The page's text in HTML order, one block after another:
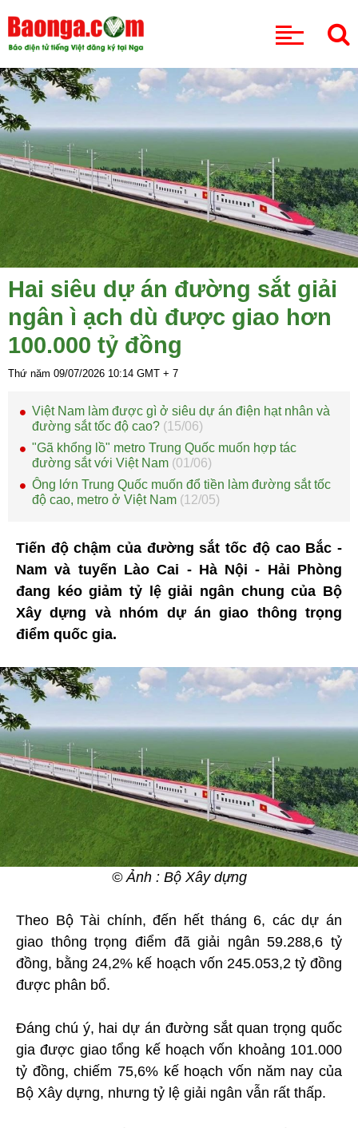
Hai siêu dự án đường sắt giải
ngân ì ạch dù được giao hơn
100.000 tỷ đồng
Thứ năm 09/07/2026 10:14 GMT + 7
Việt Nam làm được gì ở siêu dự án điện hạt nhân và
đường sắt tốc độ cao? (15/06)
"Gã khổng lồ" metro Trung Quốc muốn hợp tác
đường sắt với Việt Nam (01/06)
Ông lớn Trung Quốc muốn đổ tiền làm đường sắt tốc
độ cao, metro ở Việt Nam (12/05)
Tiến độ chậm của đường sắt tốc độ cao Bắc -
Nam và tuyến Lào Cai - Hà Nội - Hải Phòng
đang kéo giảm tỷ lệ giải ngân chung của Bộ
Xây dựng và nhóm dự án giao thông trọng
điểm quốc gia.
© Ảnh : Bộ Xây dựng
Theo Bộ Tài chính, đến hết tháng 6, các dự án
giao thông trọng điểm đã giải ngân 59.288,6 tỷ
đồng, bằng 24,2% kế hoạch vốn 245.053,2 tỷ đồng
được phân bổ.
Đáng chú ý, hai dự án đường sắt quan trọng quốc
gia được giao tổng kế hoạch vốn khoảng 101.000
tỷ đồng, chiếm 75,6% kế hoạch vốn năm nay của
Bộ Xây dựng, nhưng tỷ lệ giải ngân vẫn rất thấp.